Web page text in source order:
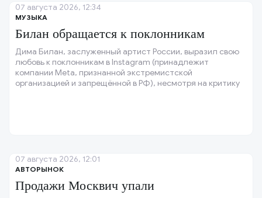
МУЗЫКА
Билан обращается к поклонникам
Дима Билан, заслуженный артист России, выразил свою
любовь к поклонникам в Instagram (принадлежит
компании Meta, признанной экстремистской
организацией и запрещённой в РФ), несмотря на критику
07 августа 2026, 12:34
АВТОРЫНОК
Продажи Москвич упали
07 августа 2026, 12:01